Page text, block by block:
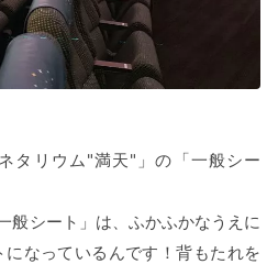
タリウム"満天"」の「一般シー
般シート」は、ふかふかなうえに
なっているんです！背もたれを